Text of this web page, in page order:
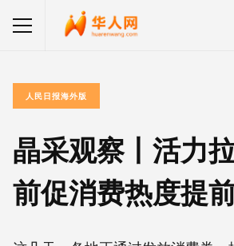
人民日报海外版
晶采观察丨活力
前促消费热度提